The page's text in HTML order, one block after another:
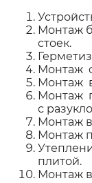
Монтаж
стоек.
Монтаж
Монтаж
Монтаж
с
Монтаж
Монтаж
плитой.
Монтаж